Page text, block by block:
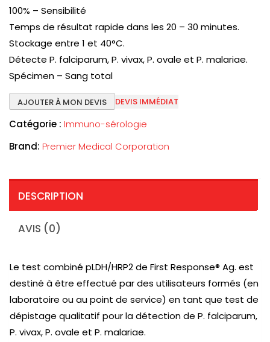
100% – Sensibilité
Temps de résultat rapide dans les 20 – 30 minutes.
Stockage entre 1 et 40°C.
Détecte P. falciparum, P. vivax, P. ovale et P. malariae.
Spécimen – Sang total
AJOUTER À MON DEVIS DEVIS IMMÉDIAT
Catégorie : Immuno-sérologie
Brand: Premier Medical Corporation
DESCRIPTION
AVIS (0)
Le test combiné pLDH/HRP2 de First Response® Ag. est
destiné à être effectué par des utilisateurs formés (en
laboratoire ou au point de service) en tant que test de
dépistage qualitatif pour la détection de P. falciparum,
P. vivax, P. ovale et P. malariae.